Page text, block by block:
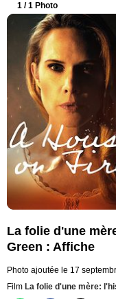
1 / 1 Photo
La folie d'une
Green : Affiche
Photo ajoutée le 17
Film La folie d'une mère: